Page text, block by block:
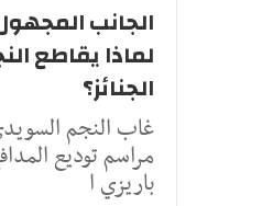
الجانب
لماذا يقاطع
الجنائز؟
غاب النجم
مراسم توديع
باريزي ا